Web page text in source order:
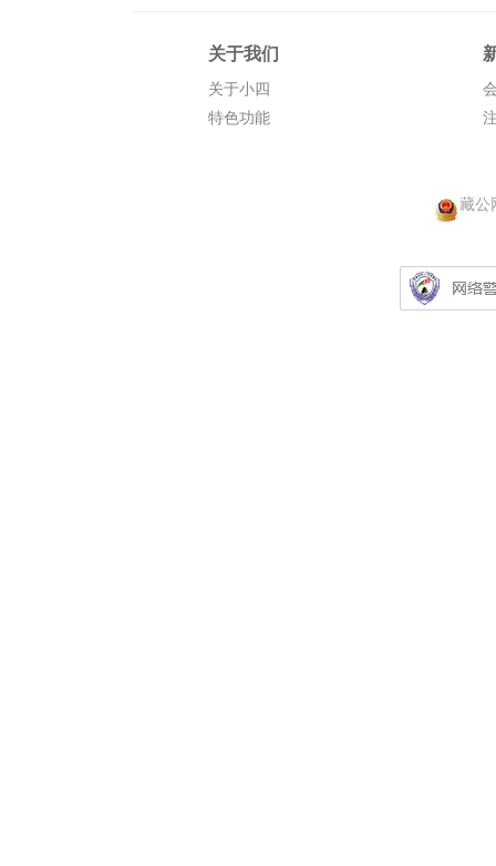
关于我们
关于小四
特色功能
藏公